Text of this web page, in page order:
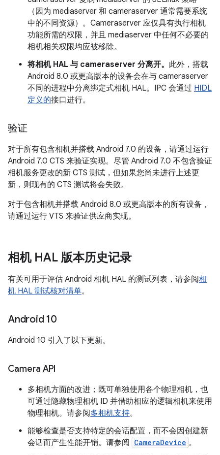
（因为 mediaserver 和 cameraserver 通常需要系统
中的不同资源）。Cameraserver 应仅具有执行相机
功能所需的权限，并且 mediaserver 中任何不必要的
相机相关权限均应被移除。
将相机 HAL 与 cameraserver 分离开。 此外，搭载
Android 8.0 或更高版本的设备会在与 cameraserver
不同的进程中分离绑定式相机 HAL。IPC 会通过 HIDL
定义的接口进行。
验证
对于所有包含相机并搭载 Android 7.0 的设备，请通过运行
Android 7.0 CTS 来验证实现。尽管 Android 7.0 不包含验证
相机服务更改的新 CTS 测试，但如果您尚未进行上述更
新，则现有的 CTS 测试将会失败。
对于包含相机并搭载 Android 8.0 或更高版本的所有设备，
请通过运行 VTS 来验证供应商实现。
相机 HAL 版本历史记录
有关可用于评估 Android 相机 HAL 的测试列表，请参阅相
机 HAL 测试核对清单。
Android 10
Android 10 引入了以下更新。
Camera API
多相机方面的改进；既可单独使用各个物理相机，也
可通过隐藏物理相机 ID 并借助相应的逻辑相机来使用
物理相机。请参阅多相机支持。
能够检查是否支持特定的会话配置，而不会因创建新
会话而产生性能开销。请参阅
CameraDevice 。